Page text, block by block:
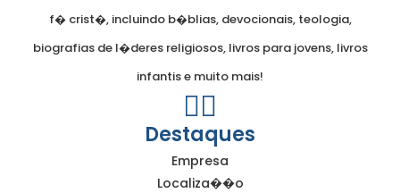
f� crist�, incluindo b�blias, devocionais, teologia,
biografias de l�deres religiosos, livros para jovens, livros
infantis e muito mais!
Destaques
Empresa
Localiza��o